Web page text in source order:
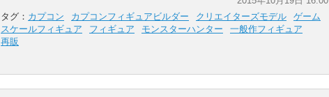
タグ： カプコン カプコンフィギュアビルダー クリエイターズモデル
ゲーム
スケールフィギュア
フィギュア モンスターハンター
一般作フィギュア
再販